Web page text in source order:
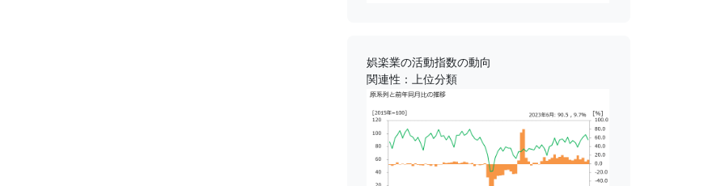
娯楽業の活動指数の動向
関連性：上位分類